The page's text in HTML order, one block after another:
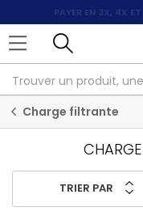
PAYER EN 3X, 4X ET
Charge filtrante
TRIER PAR